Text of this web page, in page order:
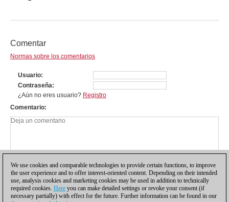
Comentar
Normas sobre los comentarios
Usuario
Contraseña
¿Aún no eres usuario? Registro
Comentario
We use cookies and comparable technologies to provide certain functions, to improve
the user experience and to offer interest-oriented content. Depending on their intended
use, analysis cookies and marketing cookies may be used in addition to technically
required cookies. Here you can make detailed settings or revoke your consent (if
necessary partially) with effect for the future. Further information can be found in our